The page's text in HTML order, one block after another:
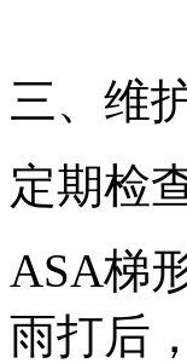
三、维
定期检
ASA梯
雨打后